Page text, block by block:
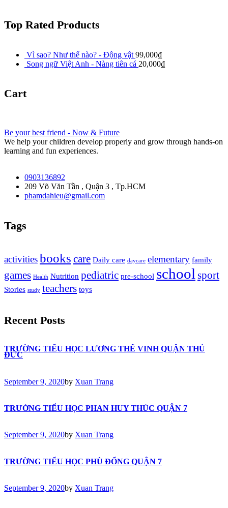
Top Rated Products
Vì sao? Như thế nào? - Động vật 99,000₫
Song ngữ Việt Anh - Nàng tiên cá 20,000₫
Cart
Be your best friend - Now & Future
We help your children develop properly and grow through hands-on
learning and fun experiences.
0903136892
209 Võ Văn Tần , Quận 3 , Tp.HCM
phamdahieu@gmail.com
Tags
activitiesbooks care Daily care daycare elementary family
games Health Nutrition pediatric pre-school schoolsport
Stories study teachers toys
Recent Posts
TRƯỜNG TIỂU HỌC LƯƠNG THẾ VINH QUẬN THỦ
ĐỨC
September 9, 2020by Xuan Trang
TRƯỜNG TIỂU HỌC PHAN HUY THÚC QUẬN 7
September 9, 2020by Xuan Trang
TRƯỜNG TIỂU HỌC PHÙ ĐỔNG QUẬN 7
September 9, 2020by Xuan Trang